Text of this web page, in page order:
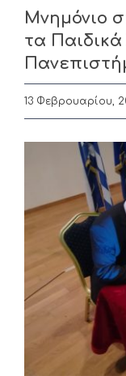
Μνημόνιο
τα
13 Φεβρουαρίου,
Image